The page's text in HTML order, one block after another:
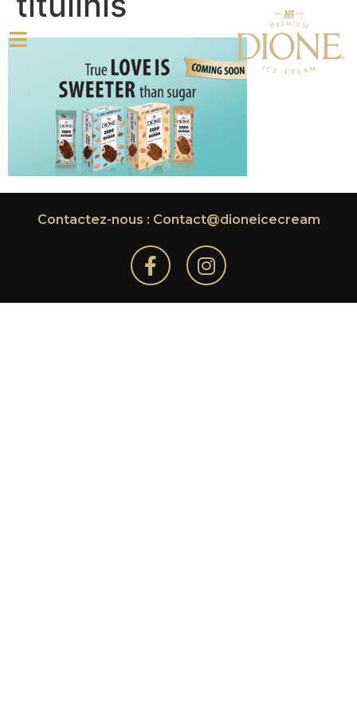
Contactez-nous : Contact@dioneicecream